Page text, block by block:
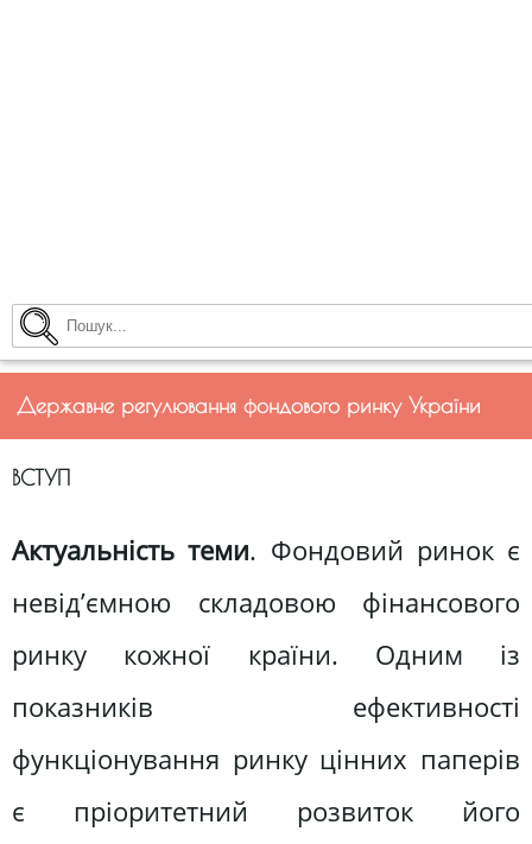
Державне регулювання фондового ринку України
ВСТУП
Актуальність теми. Фондовий ринок є
невід’ємною складовою фінансового
ринку кожної країни. Одним із
показників ефективності
функціонування ринку цінних паперів
є пріоритетний розвиток його